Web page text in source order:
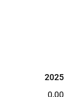
2025
2025
0,00